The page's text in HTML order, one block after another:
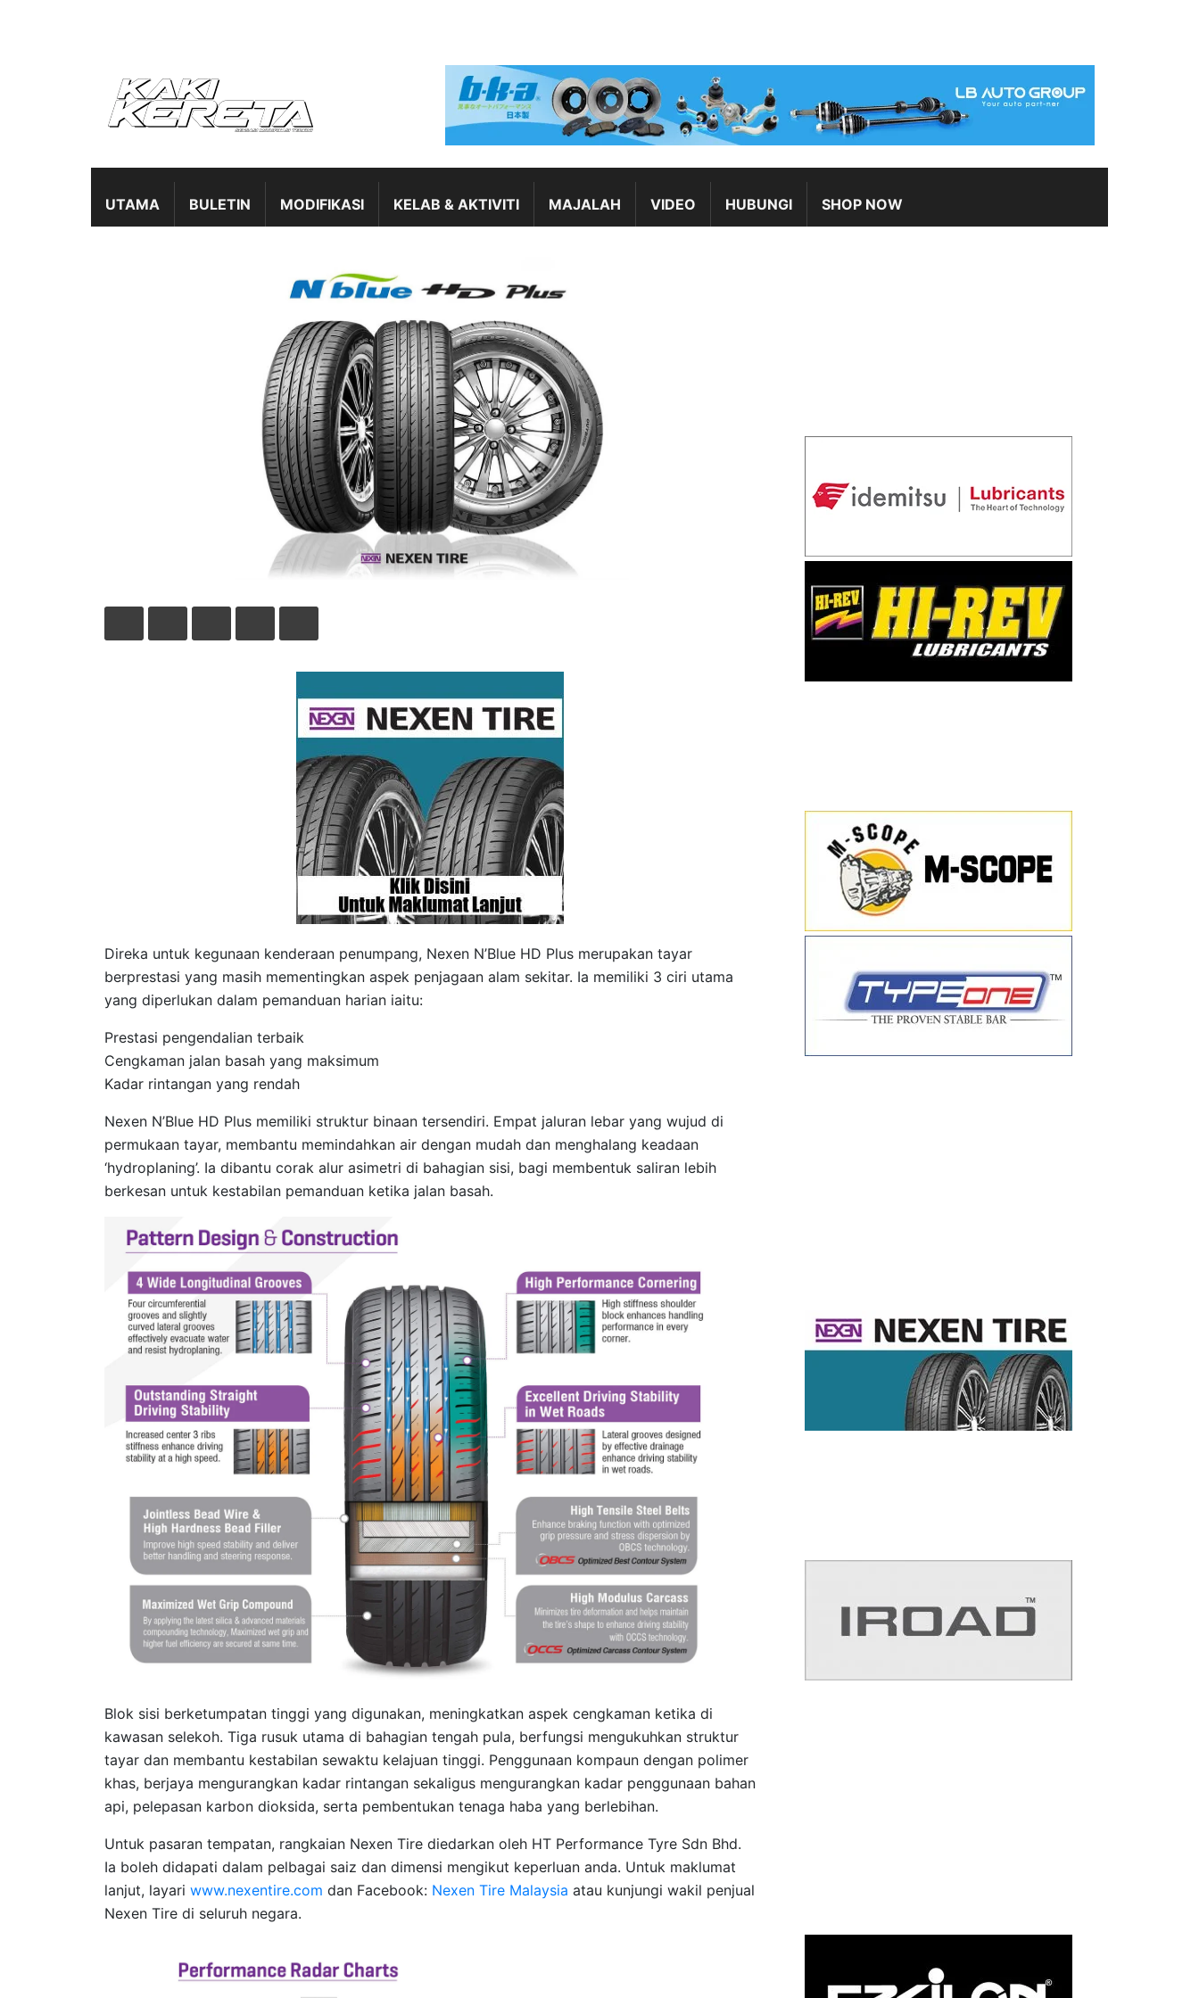
UTAMA BULETIN MODIFIKASI KELAB & AKTIVITI MAJALAH VIDEO HUBUNGI SHOP NOW
Direka untuk kegunaan kenderaan penumpang, Nexen N’Blue HD Plus merupakan tayar
berprestasi yang masih mementingkan aspek penjagaan alam sekitar. Ia memiliki 3 ciri utama
yang diperlukan dalam pemanduan harian iaitu:
Prestasi pengendalian terbaik
Cengkaman jalan basah yang maksimum
Kadar rintangan yang rendah
Nexen N’Blue HD Plus memiliki struktur binaan tersendiri. Empat jaluran lebar yang wujud di
permukaan tayar, membantu memindahkan air dengan mudah dan menghalang keadaan
‘hydroplaning’. Ia dibantu corak alur asimetri di bahagian sisi, bagi membentuk saliran lebih
berkesan untuk kestabilan pemanduan ketika jalan basah.
Blok sisi berketumpatan tinggi yang digunakan, meningkatkan aspek cengkaman ketika di
kawasan selekoh. Tiga rusuk utama di bahagian tengah pula, berfungsi mengukuhkan struktur
tayar dan membantu kestabilan sewaktu kelajuan tinggi. Penggunaan kompaun dengan polimer
khas, berjaya mengurangkan kadar rintangan sekaligus mengurangkan kadar penggunaan bahan
api, pelepasan karbon dioksida, serta pembentukan tenaga haba yang berlebihan.
Untuk pasaran tempatan, rangkaian Nexen Tire diedarkan oleh HT Performance Tyre Sdn Bhd.
Ia boleh didapati dalam pelbagai saiz dan dimensi mengikut keperluan anda. Untuk maklumat
lanjut, layari www.nexentire.com dan Facebook: Nexen Tire Malaysia atau kunjungi wakil penjual
Nexen Tire di seluruh negara.